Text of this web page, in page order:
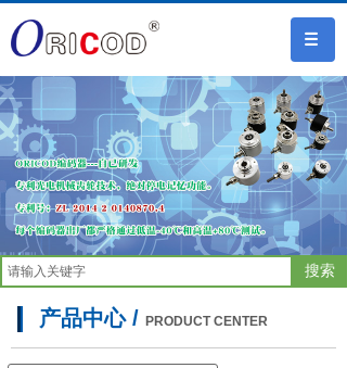
搜索
产品中心 / PRODUCT CENTER